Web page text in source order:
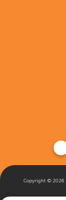
Copyright © 2026